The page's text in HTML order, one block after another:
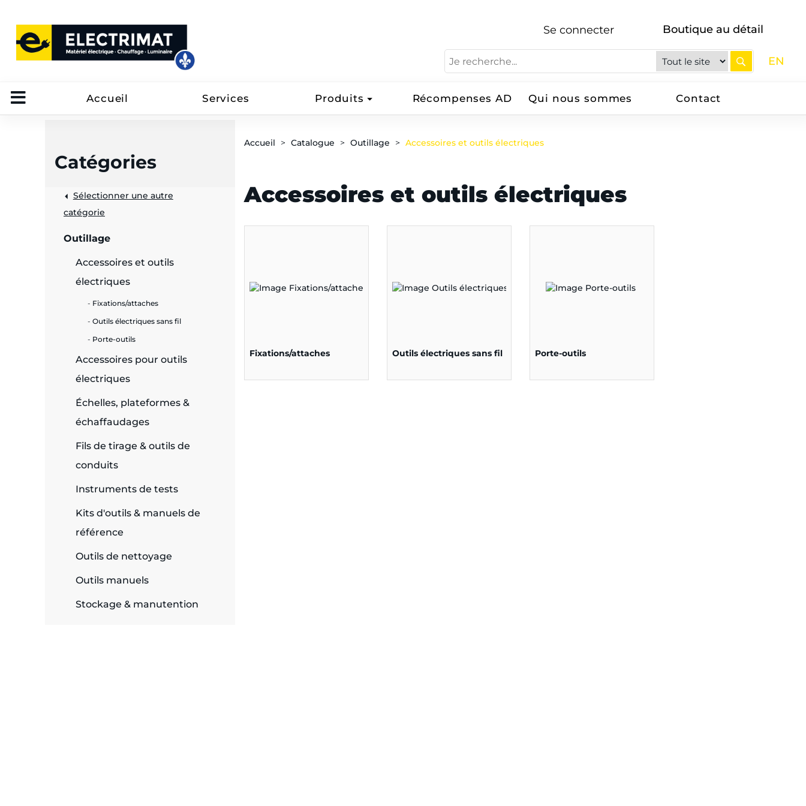
Se connecter Boutique au détail
EN
Accueil Services Produits Récompenses AD Qui nous sommes Contact
Catégories
Sélectionner une autre
catégorie
Outillage
Accessoires et outils
électriques
Fixations/attaches
Outils électriques sans fil
Porte-outils
Accessoires pour outils
électriques
Échelles, plateformes &
échaffaudages
Fils de tirage & outils de
conduits
Instruments de tests
Kits d'outils & manuels de
référence
Outils de nettoyage
Outils manuels
Stockage & manutention
Accueil Catalogue Outillage Accessoires et outils électriques
Accessoires et outils électriques
Fixations/attaches Outils électriques sans fil Porte-outils